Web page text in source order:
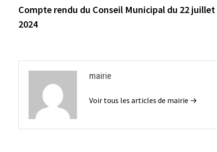
de
précédente :
Compte rendu du Conseil Municipal du 22 juillet
2024
mairie
Voir tous les articles de mairie →